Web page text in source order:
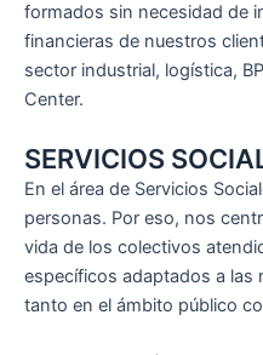
formados sin necesidad de
financieras de nuestros
sector industrial, logística,
Center.
SERVICIOS
En el área de Servicios
personas. Por eso, nos
vida de los colectivos
específicos adaptados a las
tanto en el ámbito público